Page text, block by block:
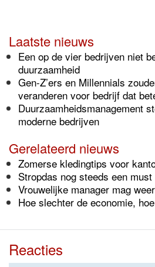
Laatste nieuws
Een op de vier bedrijven niet
duurzaamheid
Gen-Z’ers en Millennials
veranderen voor bedrijf dat
Duurzaamheidsmanagement
moderne bedrijven
Gerelateerd nieuws
Zomerse kledingtips voor
Stropdas nog steeds een
Vrouwelijke manager mag
Hoe slechter de economie,
Reacties